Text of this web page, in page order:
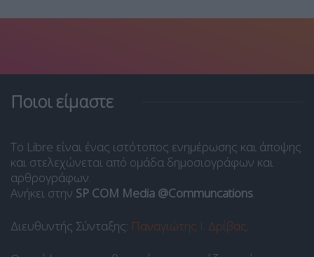
Ποιοι είμαστε
Το Libre είναι ένας ιστότοπος ενημέρωσης και άποψης
και στελεχώνεται από ομάδα δημοσιογράφων και
αρθρογράφων.
Ανήκει στην SP COM Media @Communcations.
Διευθυντής Σύνταξης: Παναγιώτης Ι. Δρίβας.